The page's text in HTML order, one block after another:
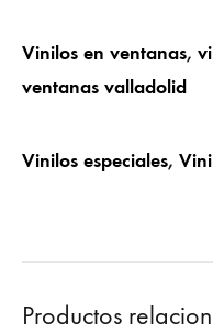
Vinilos en ventanas,
ventanas valladolid
Vinilos especiales,
Productos